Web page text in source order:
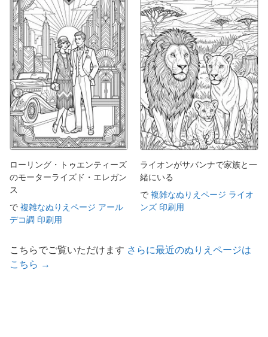
ローリング・トゥエンティーズ
のモーターライズド・エレガン
ス
で 複雑なぬりえページ アール
デコ調 印刷用
ライオンがサバンナで家族と一
緒にいる
で 複雑なぬりえページ ライオ
ンズ 印刷用
こちらでご覧いただけます さらに最近のぬりえページは
こちら →